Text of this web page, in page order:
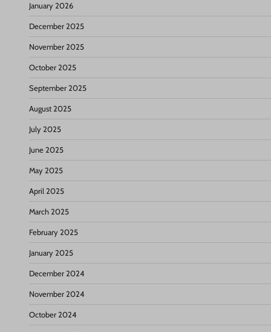
January 2026
December 2025
November 2025
October 2025
September 2025
August 2025
July 2025
June 2025
May 2025
April 2025
March 2025
February 2025
January 2025
December 2024
November 2024
October 2024